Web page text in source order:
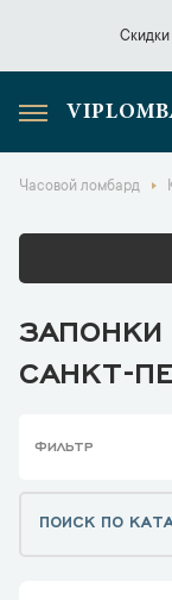
Скидки
Часовой ломбард
ЗАПОНКИ
САНКТ-
ФИЛЬТР